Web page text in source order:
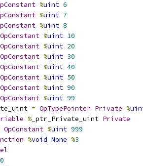
%uint 6
%uint 7
%uint 8
OpConstant %uint 10
OpConstant %uint 20
OpConstant %uint 30
OpConstant %uint 40
OpConstant %uint 50
OpConstant %uint 90
OpConstant %uint 99
= OpTypePointer Private %
% _ptr_Private_uint Private
OpConstant %uint 999
%void None %3